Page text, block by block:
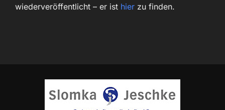
wiederveröffentlicht – er ist hier zu finden.